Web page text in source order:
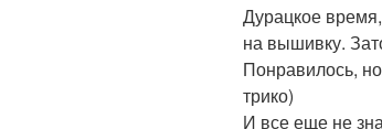
Дурацкое
на вышивку.
Понравилось,
трико)
И все еще не